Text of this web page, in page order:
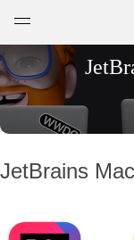
软件
游戏
JetBrains